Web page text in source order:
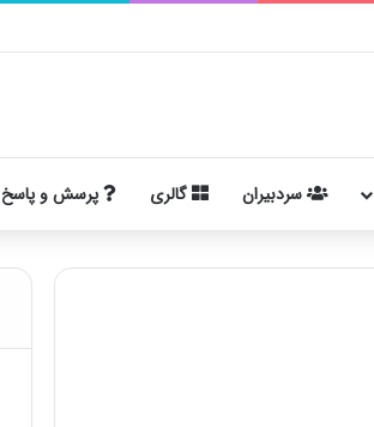
سردبیران گالری پرسش و پاسخ